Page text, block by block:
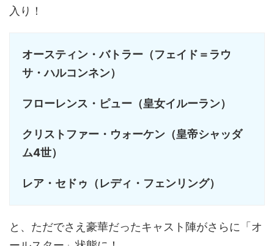
入り！
オースティン・バトラー（フェイド＝ラウ
サ・ハルコンネン）
フローレンス・ピュー（皇女イルーラン）
クリストファー・ウォーケン（皇帝シャッダ
ム4世）
レア・セドゥ（レディ・フェンリング）
と、ただでさえ豪華だったキャスト陣がさらに「オ